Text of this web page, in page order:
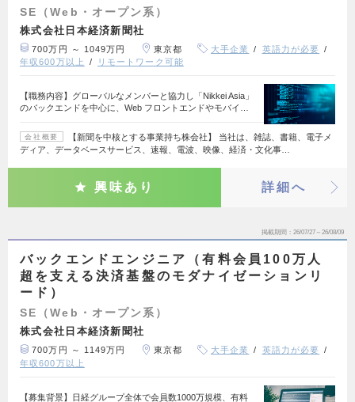
SE（Web・オープン系）
株式会社日本経済新聞社
700万円 ～ 1049万円 東京都 大手企業
英語力が必要
年収600万以上
リモートワーク可能
【職務内容】グローバルなメンバーと協力し「Nikkei Asia」
のバックエンドを中心に、Web フロントエンドやモバイ…
会社概要
【新聞を中核とする事業持ち株会社】 当社は、雑誌、書籍、電子メ
ディア、データベースサービス、速報、電波、映像、経済・文化事…
興味あり 詳細へ
掲載期間 26/07/27～26/08/09
バックエンドエンジニア（有料会員100万人
超を支える決済基盤のモダナイゼーションリ
ード）
SE（Web・オープン系）
株式会社日本経済新聞社
700万円 ～ 1149万円 東京都 大手企業
英語力が必要
年収600万以上
【募集背景】日経グループ全体で会員数1000万規模、有料